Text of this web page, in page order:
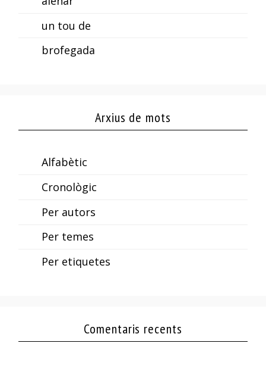
un tou de
brofegada
Arxius de mots
Alfabètic
Cronològic
Per autors
Per temes
Per etiquetes
Comentaris recents